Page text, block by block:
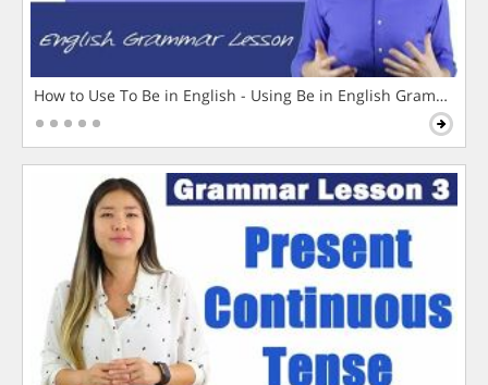
How to Use To Be in English - Using Be in English Grammar